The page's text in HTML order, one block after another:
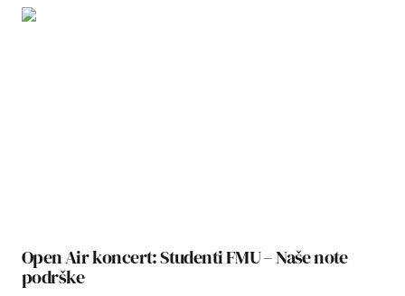
Open Air koncert: Studenti FMU – Naše note
podrške